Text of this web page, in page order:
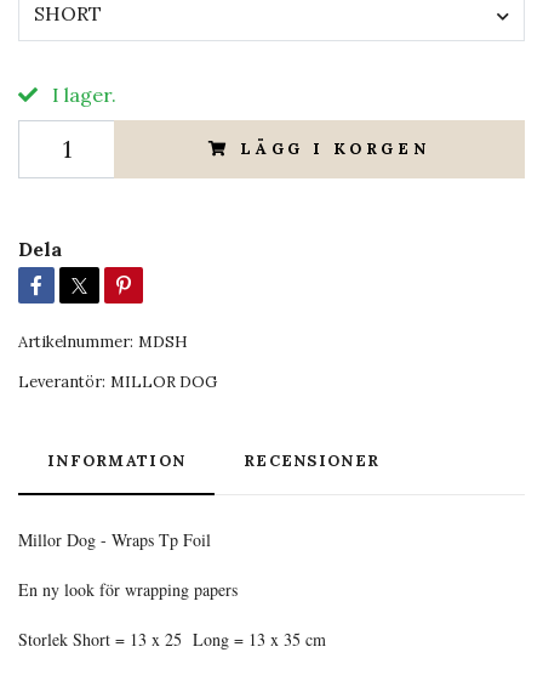
SHORT
I lager.
LÄGG I KORGEN
Dela
Artikelnummer: MDSH
Leverantör: MILLOR DOG
INFORMATION RECENSIONER
Millor Dog - Wraps Tp Foil
En ny look för wrapping papers
Storlek Short = 13 x 25 Long = 13 x 35 cm